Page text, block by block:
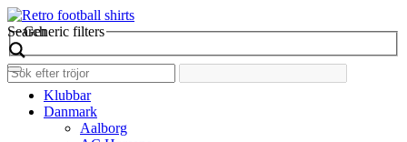
Search
Generic filters
Klubbar
Danmark
Aalborg